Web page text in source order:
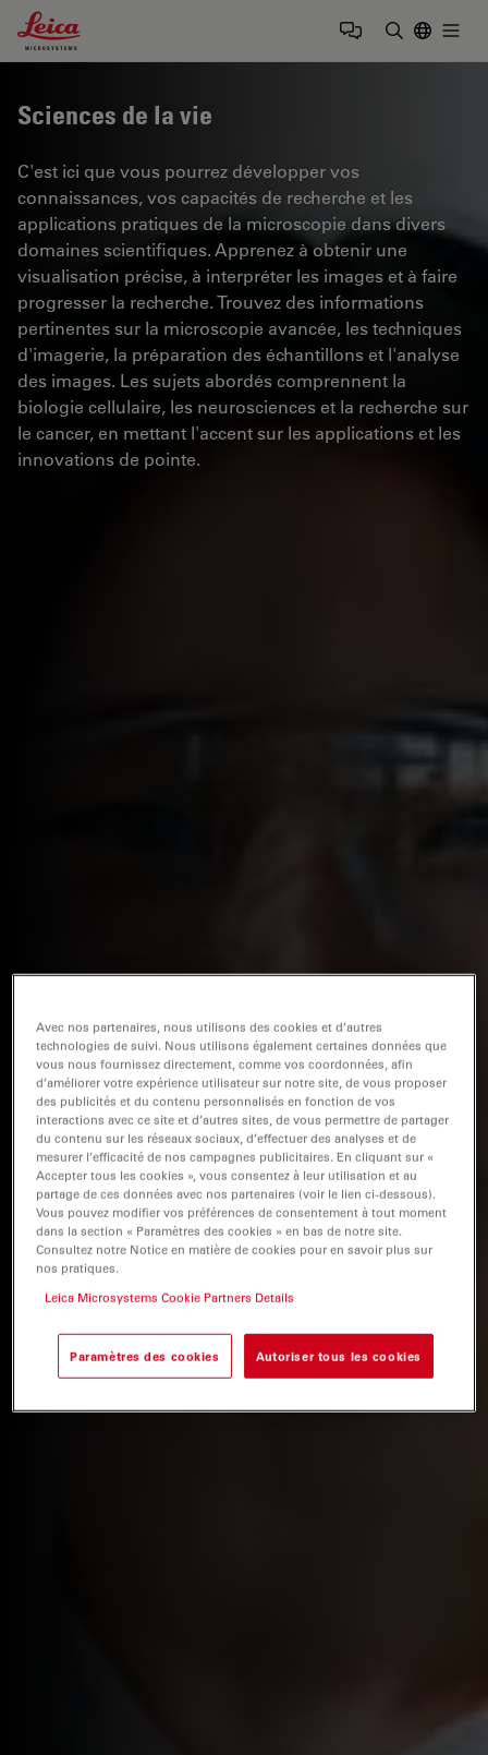
Leica Microsystems Logo
Sciences de la vie
C'est ici que vous pourrez développer vos
connaissances, vos capacités de recherche et les
applications pratiques de la microscopie dans divers
domaines scientifiques. Apprenez à obtenir une
visualisation précise, à interpréter les images et à faire
progresser la recherche. Trouvez des informations
pertinentes sur la microscopie avancée, les techniques
d'imagerie, la préparation des échantillons et l'analyse
des images. Les sujets abordés comprennent la
biologie cellulaire, les neurosciences et la recherche sur
le cancer, en mettant l'accent sur les applications et les
innovations de pointe.
Avec nos partenaires, nous utilisons des cookies et d’autres
technologies de suivi. Nous utilisons également certaines données que
vous nous fournissez directement, comme vos coordonnées, afin
d’améliorer votre expérience utilisateur sur notre site, de vous proposer
des publicités et du contenu personnalisés en fonction de vos
interactions avec ce site et d’autres sites, de vous permettre de partager
du contenu sur les réseaux sociaux, d’effectuer des analyses et de
mesurer l’efficacité de nos campagnes publicitaires. En cliquant sur «
Accepter tous les cookies », vous consentez à leur utilisation et au
partage de ces données avec nos partenaires (voir le lien ci-dessous).
Vous pouvez modifier vos préférences de consentement à tout moment
dans la section « Paramètres des cookies » en bas de notre site.
Consultez notre Notice en matière de cookies pour en savoir plus sur
nos pratiques.
Leica Microsystems Cookie Partners Details
Paramètres des cookies Autoriser tous les cookies